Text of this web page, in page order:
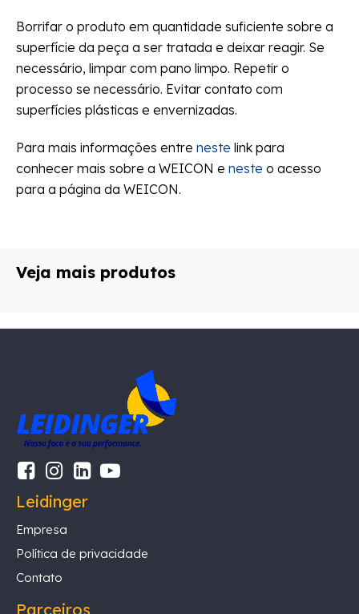
Borrifar o produto em quantidade suficiente sobre a
superfície da peça a ser tratada e deixar reagir. Se
necessário, limpar com pano limpo. Repetir o
processo se necessário. Evitar contato com
superfícies plásticas e envernizadas.
Para mais informações entre neste link para
conhecer mais sobre a WEICON e neste o acesso
para a página da WEICON.
Veja mais produtos
Leidinger
Empresa
Política de privacidade
Contato
Parceiros